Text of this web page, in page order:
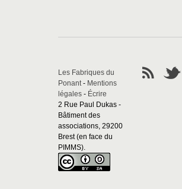
Les Fabriques du
Ponant- Mentions
légales - Écrire
2 Rue Paul Dukas -
Bâtiment des
associations, 29200
Brest (en face du
PIMMS).